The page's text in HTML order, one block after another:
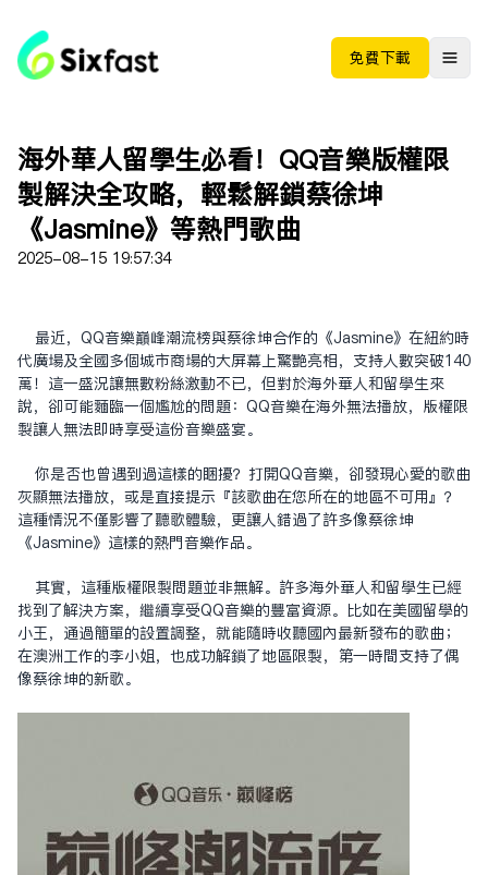
免费下载
海外華人留學生必看！QQ音樂版權限
制解決全攻略，輕鬆解鎖蔡徐坤
《Jasmine》等熱門歌曲
2025-08-15 19:57:34
最近，QQ音樂巔峰潮流榜與蔡徐坤合作的《Jasmine》在紐約時
代廣場及全國多個城市商場的大屏幕上驚艷亮相，支持人數突破140
萬！這一盛況讓無數粉絲激動不已，但對於海外華人和留學生來
說，卻可能面臨一個尷尬的問題：QQ音樂在海外無法播放，版權限
制讓人無法即時享受這份音樂盛宴。
你是否也曾遇到過這樣的困擾？打開QQ音樂，卻發現心愛的歌曲
灰顯無法播放，或是直接提示『該歌曲在您所在的地區不可用』？
這種情況不僅影響了聽歌體驗，更讓人錯過了許多像蔡徐坤
《Jasmine》這樣的熱門音樂作品。
其實，這種版權限制問題並非無解。許多海外華人和留學生已經
找到了解決方案，繼續享受QQ音樂的豐富資源。比如在美國留學的
小王，通過簡單的設置調整，就能隨時收聽國內最新發布的歌曲；
在澳洲工作的李小姐，也成功解鎖了地區限制，第一時間支持了偶
像蔡徐坤的新歌。